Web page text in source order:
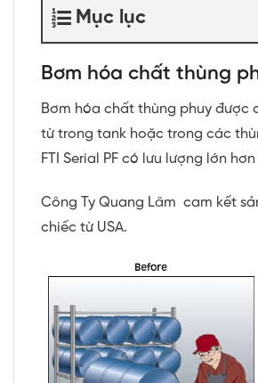
Mục lục
Bơm hóa chất thùng
Bơm hóa chất thùng phuy
từ trong tank hoặc trong các
FTI Serial PF có lưu lượng lớn
Công Ty Quang Lâm cam kết
chiếc từ USA.